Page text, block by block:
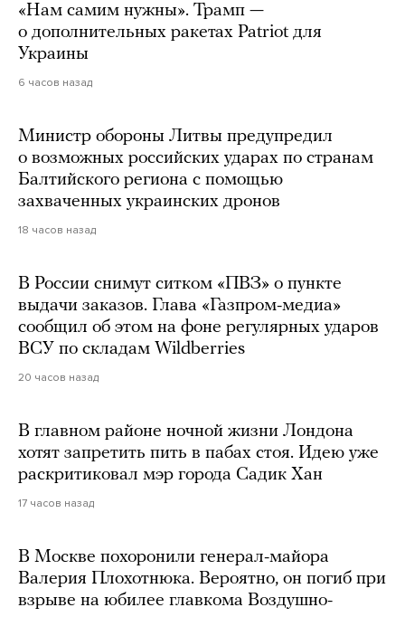
«Нам самим нужны». Трамп —
о дополнительных ракетах Patriot для
Украины
6 часов назад
Министр обороны Литвы предупредил
о возможных российских ударах по странам
Балтийского региона с помощью
захваченных украинских дронов
18 часов назад
В России снимут ситком «ПВЗ» о пункте
выдачи заказов. Глава «Газпром-медиа»
сообщил об этом на фоне регулярных ударов
ВСУ по складам Wildberries
20 часов назад
В главном районе ночной жизни Лондона
хотят запретить пить в пабах стоя. Идею уже
раскритиковал мэр города Садик Хан
17 часов назад
В Москве похоронили генерал-майора
Валерия Плохотнюка. Вероятно, он погиб при
взрыве на юбилее главкома Воздушно-